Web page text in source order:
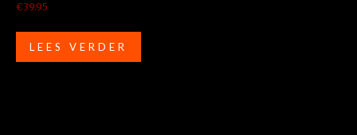
€39.95
LEES VERDER